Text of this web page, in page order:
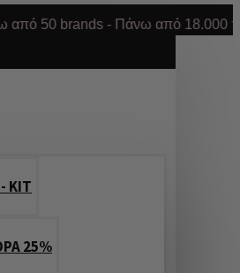
- Πάνω από 18.000 προϊόντα
ΚΙΤ
25%